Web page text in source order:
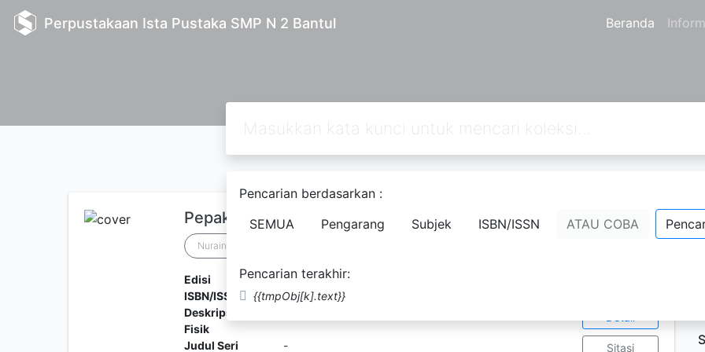
Perpustakaan Ista Pustaka SMP N 2 Bantul Beranda
Pencarian berdasarkan :
SEMUA
Pengarang Subjek ISBN/ISSN ATAU COBA
Pencarian terakhir:
{{tmpObj[k].text}}
Pepak Basa Jawa Lengkap
Nuraini
Edisi
Cetakan 1
ISBN/ISSN
979-994-338-8
Deskripsi
Fisik
Judul Seri
-
Ketersediaan
Sitasi